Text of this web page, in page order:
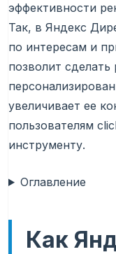
эффективности
Так, в Яндекс
по интересам и
позволит сделать
увеличивает ее
пользователям
инструменту.
Оглавление
Как